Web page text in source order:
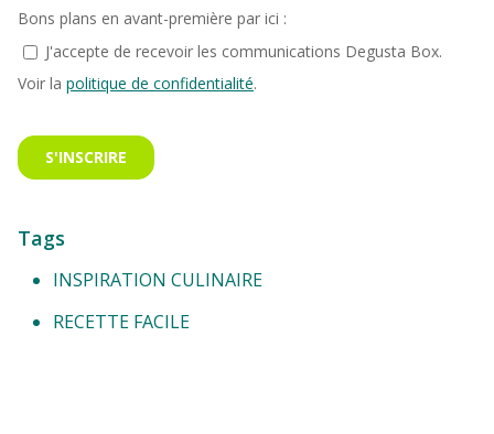
Tags
INSPIRATION CULINAIRE
RECETTE FACILE